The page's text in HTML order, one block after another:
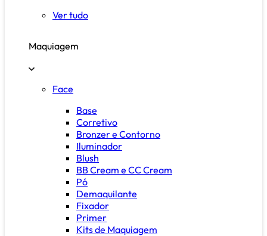
Ver tudo
Maquiagem
Face
Base
Corretivo
Bronzer e Contorno
Iluminador
Blush
BB Cream e CC Cream
Pó
Demaquilante
Fixador
Primer
Kits de Maquiagem